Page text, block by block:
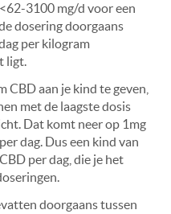
<62-3100 mg/d voor een
dosering doorgaans
per kilogram
ligt.
CBD aan je kind te geven,
met de laagste dosis
Dat komt neer op 1mg
dag. Dus een kind van
per dag, die je het
doorgaans tussen